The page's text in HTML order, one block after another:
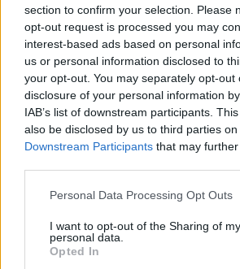
section to confirm your selection. Please
opt-out request is processed you may
interest-based ads based on personal
us or personal information disclosed to
your opt-out. You may separately opt-out
disclosure of your personal information
IAB’s list of downstream participants.
also be disclosed by us to third parties on
Downstream Participants that may
Personal Data Processing Opt Outs
I want to opt-out of the Sharing of my
personal data.
Opted In
enorme e che consentono ai criminali di
somme di denaro o realizzare pericolosi furti
Mastodon